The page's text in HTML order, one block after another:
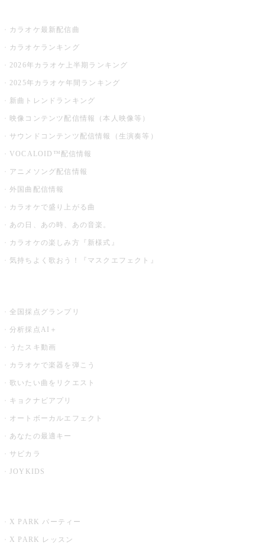
カラオケ最新配信曲
カラオケランキング
2026年カラオケ上半期ランキング
2025年カラオケ年間ランキング
新曲トレンドランキング
映像コンテンツ配信情報（本人映像等）
サウンドコンテンツ配信情報（生演奏等）
VOCALOID™配信情報
アニメソング配信情報
外国曲配信情報
カラオケで盛り上がる曲
あの日、あの時、あの音楽。
カラオケの楽しみ方『新様式』
気持ちよく歌おう！『マスクエフェクト』
全国採点グランプリ
分析採点AI＋
うたスキ動画
カラオケで楽器を弾こう
歌いたい曲をリクエスト
キョクナビアプリ
オートボーカルエフェクト
あなたの最適キー
サビカラ
JOYKIDS
X PARK パーティー
X PARK レッスン